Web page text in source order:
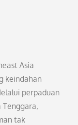
Asia
keindahan
perpaduan
Tenggara,
tak